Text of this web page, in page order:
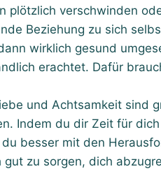
plötzlich verschwinden
Beziehung zu sich
wirklich gesund
erachtet. Dafür
und Achtsamkeit sind
Indem du dir Zeit für
besser mit den
zu sorgen, dich